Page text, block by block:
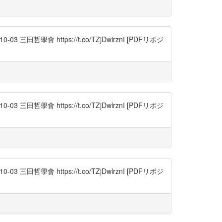
03 三田哲學會 https://t.co/TZjDwlrznI [PDFリポジ
03 三田哲學會 https://t.co/TZjDwlrznI [PDFリポジ
03 三田哲學會 https://t.co/TZjDwlrznI [PDFリポジ